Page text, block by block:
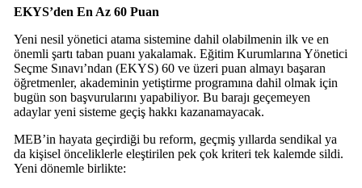
EKYS’den En Az 60 Puan
Yeni nesil yönetici atama sistemine dahil olabilmenin ilk ve en
önemli şartı taban puanı yakalamak. Eğitim Kurumlarına Yönetici
Seçme Sınavı’ndan (EKYS) 60 ve üzeri puan almayı başaran
öğretmenler, akademinin yetiştirme programına dahil olmak için
bugün son başvurularını yapabiliyor. Bu barajı geçemeyen
adaylar yeni sisteme geçiş hakkı kazanamayacak.
MEB’in hayata geçirdiği bu reform, geçmiş yıllarda sendikal ya
da kişisel önceliklerle eleştirilen pek çok kriteri tek kalemde sildi.
Yeni dönemle birlikte: